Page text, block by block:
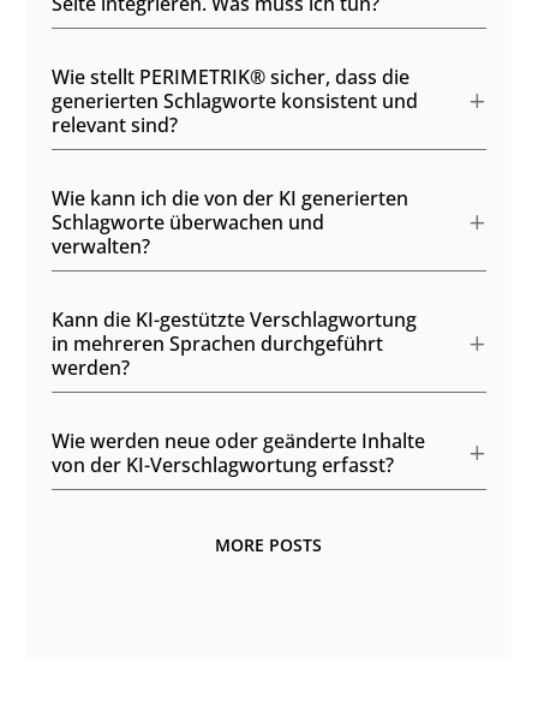
Wie stellt PERIMETRIK® sicher, dass die
generierten Schlagworte konsistent und
relevant sind?
Wie kann ich die von der KI generierten
Schlagworte überwachen und
verwalten?
Kann die KI-gestützte Verschlagwortung
in mehreren Sprachen durchgeführt
werden?
Wie werden neue oder geänderte Inhalte
von der KI-Verschlagwortung erfasst?
MORE POSTS